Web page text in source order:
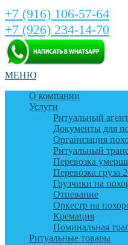
+7 (916) 106-57-64
+7 (926) 234-14-70
МЕНЮ
О компании
Услуги
Ритуальный агент
Документы для
Организация
Ритуальный
Перевозка
Перевозка груза
Грузчики на
Отпевание
Оркестр на
Кремация
Поминальная
Ритуальные товары